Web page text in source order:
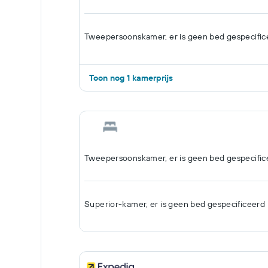
Tweepersoonskamer, er is geen bed
Toon nog 1 kamerprijs
Tweepersoonskamer, er is geen bed
Superior-kamer, er is geen bed gespecificeerd